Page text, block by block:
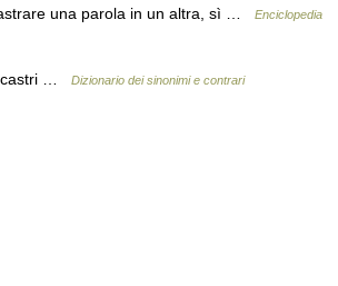
una parola in un altra, sì …
Enciclopedia
… Dizionario dei sinonimi e contrari